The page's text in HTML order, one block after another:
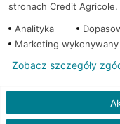
© 2026 Credit Agricole
stronach Credit Agricole.
Analityka
Marketing
Zobacz szczegóły